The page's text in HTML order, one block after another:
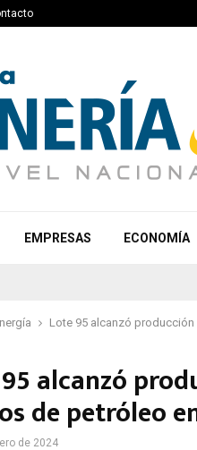
EMPRESAS ECONOMÍA
Lote 95 alcanzó
alcanzó
de petróleo
de 2024